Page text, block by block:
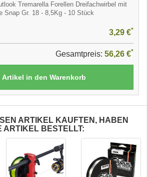
Tremarella Forellen Dreifachwirbel mit
Snap Gr. 18 - 8,5Kg - 10 Stück
3,29 €*
Gesamtpreis: 56,26 €*
Artikel in den Warenkorb
ARTIKEL KAUFTEN, HABEN
ARTIKEL BESTELLT: